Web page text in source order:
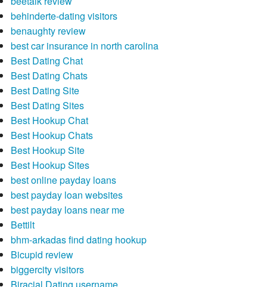
behinderte-dating visitors
benaughty review
best car insurance in north carolina
Best Dating Chat
Best Dating Chats
Best Dating Site
Best Dating Sites
Best Hookup Chat
Best Hookup Chats
Best Hookup Site
Best Hookup Sites
best online payday loans
best payday loan websites
best payday loans near me
Bettilt
bhm-arkadas find dating hookup
Bicupid review
biggercity visitors